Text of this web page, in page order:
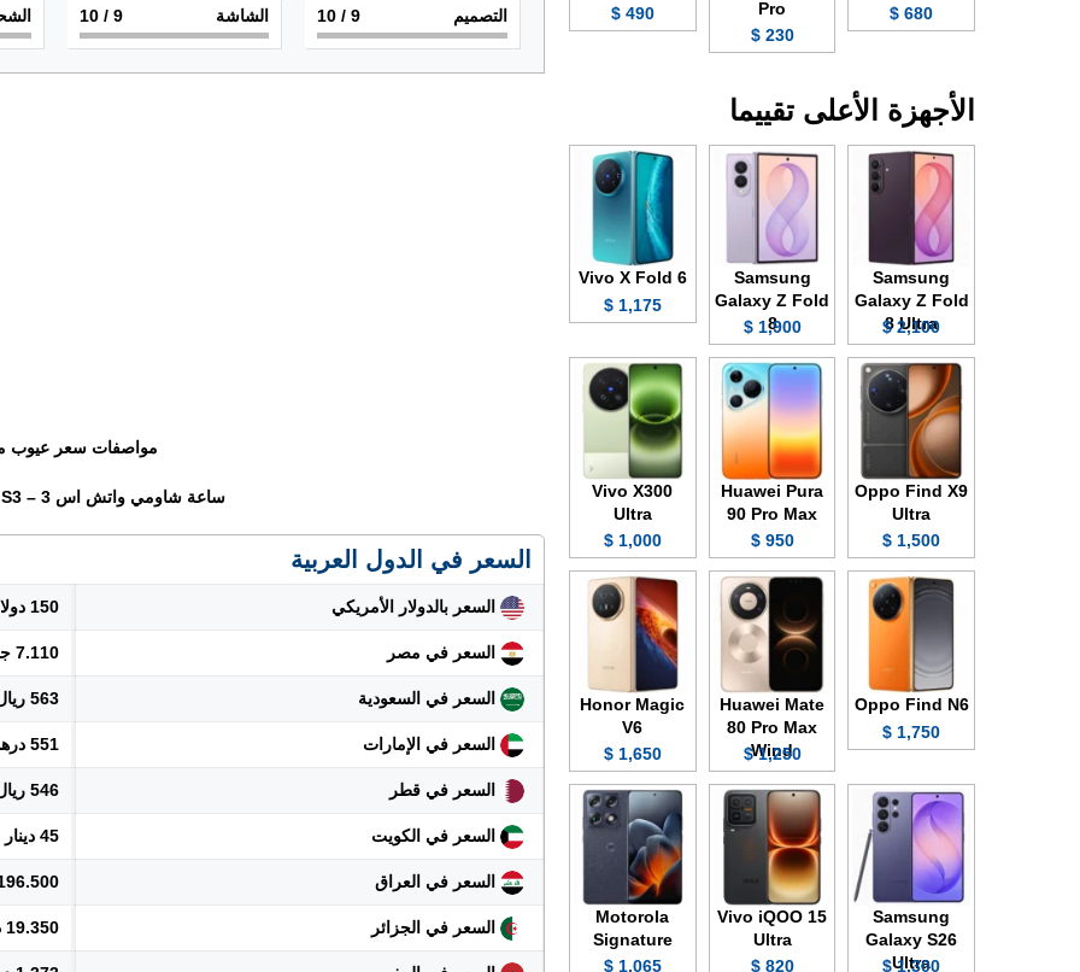
التصميم 9
/ 10 الشاشة 9
/ 10
مواصفات سعر عيوب
ساعة شاومي واتش اس 3 – Xiaomi Watch S3
السعر في الدول العربية
السعر بالدولار الأمريكي 150 دولار
السعر في مصر 7.110 جنيه
السعر في السعودية 563 ريال
السعر في الإمارات 551 درهم
السعر في قطر 546 ريال
السعر في الكويت 45 دينار
السعر في العراق 196.500
السعر في الجزائر 19.350 دينار
680 $
Pro
230 $
490 $
الأجهزة الأعلى تقييما
Samsung
Galaxy Z Fold
8 Ultra
2,100 $
Samsung
Galaxy Z Fold
8
1,900 $
Vivo X Fold 6
1,175 $
Oppo Find X9
Ultra
1,500 $
Huawei Pura
90 Pro Max
950 $
Vivo X300
Ultra
1,000 $
Oppo Find N6
1,750 $
Huawei Mate
80 Pro Max
Wind
1,250 $
Honor Magic
V6
1,650 $
Samsung
Galaxy S26
Ultra
1,300 $
Vivo iQOO 15
Ultra
820 $
Motorola
Signature
1,065 $